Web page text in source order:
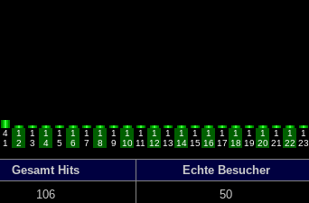
4 1 1 1 1 1 1 1 1 1 1 1 1 1 1 1 1 1 1 1 1 1
1
1 2 3 4 5 6 7 8 9 10 11 12 13 14 15 16 17 18 19 20 21 22 23
Gesamt Hits
Echte Besucher
106
50